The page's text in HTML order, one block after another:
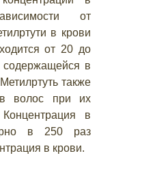
от
в крови
от 20 до
содержащейся в
также
волос при их
в
в 250 раз
в крови.